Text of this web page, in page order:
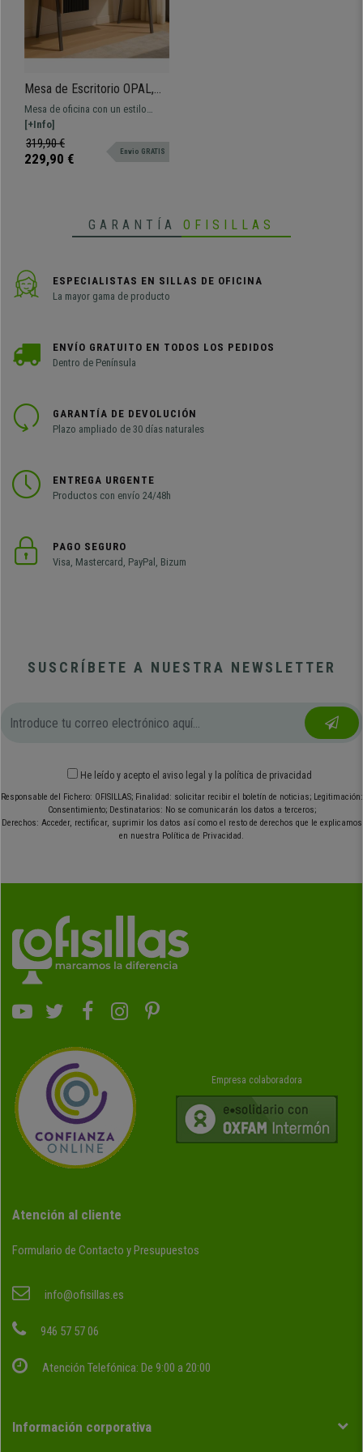
3 espacios diferenciados de almacenaje
• Fabricada con materiales de calidad
Capacidad de carga hasta 50 kg
Mesa de Escritorio OPAL,
Precioso Diseño Moderno,
Dimensiones 120x60x78
cm, en Madera color Roble
Mesa de oficina con un estilo
moderno, muy bonito y funcional.
Incluye cajones para almacenaje,
amplia superficie útil.
[+Info]
319,90 €
229,90 € Envio GRATIS
GARANTÍA OFISILLAS
ESPECIALISTAS EN SILLAS DE OFICINA
La mayor gama de producto
ENVÍO GRATUITO EN TODOS LOS PEDIDOS
Dentro de Península
GARANTÍA DE DEVOLUCIÓN
Plazo ampliado de 30 días naturales
ENTREGA URGENTE
Productos con envío 24/48h
PAGO SEGURO
Visa, Mastercard, PayPal, Bizum
SUSCRÍBETE A NUESTRA NEWSLETTER
He leído y acepto el aviso legal y la política de privacidad
Responsable del Fichero: OFISILLAS; Finalidad: solicitar recibir el boletín de noticias; Legitimación:
Consentimiento; Destinatarios: No se comunicarán los datos a terceros;
Derechos: Acceder, rectificar, suprimir los datos así como el resto de derechos que le explicamos
en nuestra Política de Privacidad.
Empresa colaboradora
Atención al cliente
Formulario de Contacto y Presupuestos
info@ofisillas.es
946 57 57 06
Atención Telefónica: De 9:00 a 20:00
Información corporativa